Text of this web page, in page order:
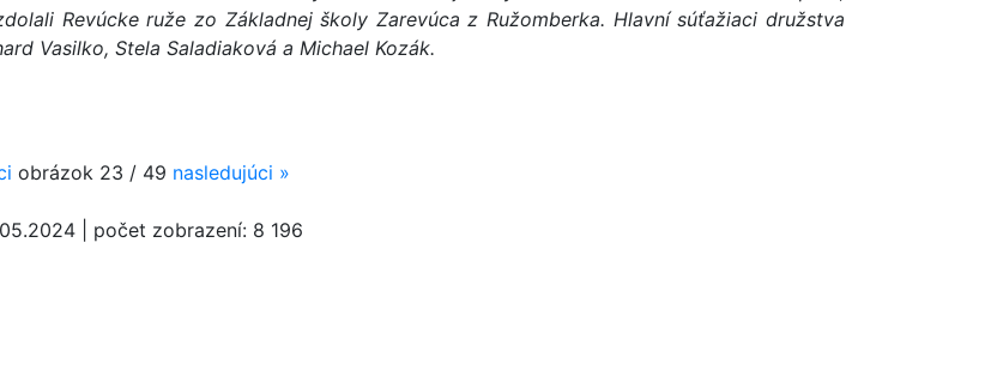
Revúcke ruže zo Základnej školy Zarevúca z Ružomberka. Hlavní súťažiaci družstva
Vasilko, Stela Saladiaková a Michael Kozák.
obrázok 23 / 49 nasledujúci »
počet zobrazení: 8 196